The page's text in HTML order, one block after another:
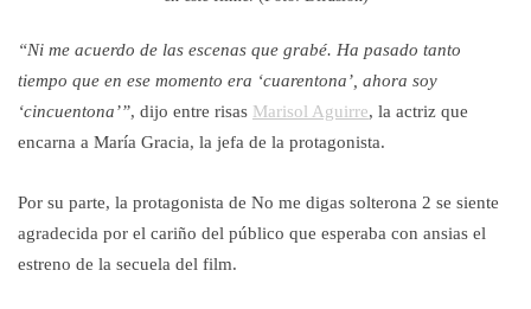
“Ni me acuerdo de las escenas que grabé. Ha pasado tanto
tiempo que en ese momento era ‘cuarentona’, ahora soy
‘cincuentona’”, dijo entre risas Marisol Aguirre, la actriz que
encarna a María Gracia, la jefa de la protagonista.
Por su parte, la protagonista de No me digas solterona 2 se siente
agradecida por el cariño del público que esperaba con ansias el
estreno de la secuela del film.